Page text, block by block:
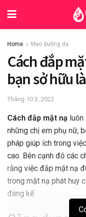
Home Mẹo dưỡng da
Cách đắp
bạn sở hữu
Tháng 10 3, 2022
Cách đắp mặt nạ
những chị em phụ nữ,
pháp giúp ích trong
cao. Bên cạnh đó các
rằng việc đắp mặt nạ
trong mặt nạ phát huy
đáng kể.